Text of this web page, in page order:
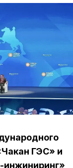
ГЭС» и
инжиниринг»